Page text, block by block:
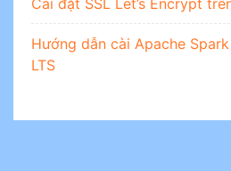
Hướng dẫn cài Apache
LTS